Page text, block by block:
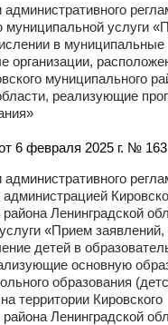
муниципальной услуги
в муниципальные
организации,
муниципального
реализующие
6 февраля 2025 г. № 163
Ленинградской
«Прием заявлений,
детей в
основную
образования
территории Кировского
Ленинградской